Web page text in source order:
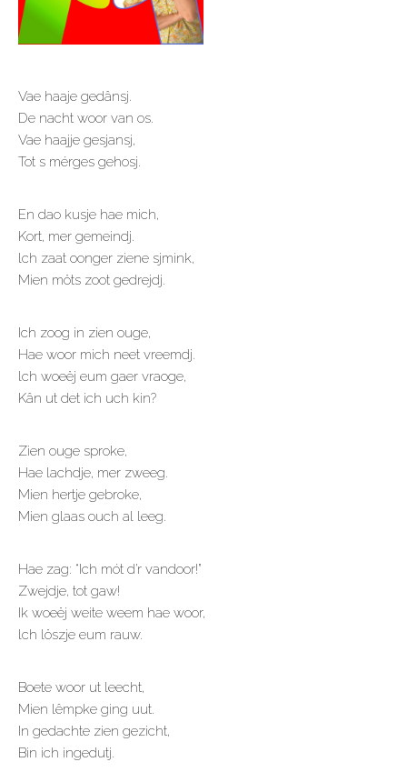
Vae haaje gedânsj.
De nacht woor van os.
Vae haajje gesjansj,
Tot s mérges gehosj.
En dao kusje hae mich,
Kort, mer gemeindj.
lch zaat oonger ziene sjmink,
Mien möts zoot gedrejdj.
Ich zoog in zien ouge,
Hae woor mich neet vreemdj.
lch woeëj eum gaer vraoge,
Kân ut det ich uch kin?
Zien ouge sproke,
Hae lachdje, mer zweeg.
Mien hertje gebroke,
Mien glaas ouch al leeg.
Hae zag: “Ich mót d’r vandoor!”
Zwejdje, tot gaw!
Ik woeëj weite weem hae woor,
lch löszje eum rauw.
Boete woor ut leecht,
Mien lêmpke ging uut.
In gedachte zien gezicht,
Bin ich ingedutj.